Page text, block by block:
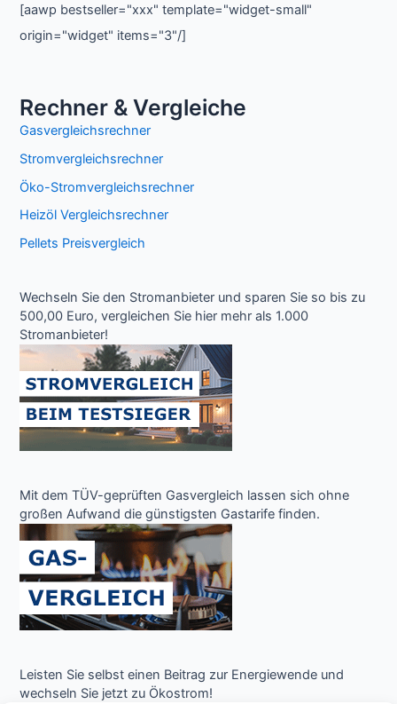
[aawp bestseller="xxx" template="widget-small"
origin="widget" items="3"/]
Rechner & Vergleiche
Gasvergleichsrechner
Stromvergleichsrechner
Öko-Stromvergleichsrechner
Heizöl Vergleichsrechner
Pellets Preisvergleich
Wechseln Sie den Stromanbieter und sparen Sie so bis zu
500,00 Euro, vergleichen Sie hier mehr als 1.000
Stromanbieter!
Mit dem TÜV-geprüften Gasvergleich lassen sich ohne
großen Aufwand die günstigsten Gastarife finden.
Leisten Sie selbst einen Beitrag zur Energiewende und
wechseln Sie jetzt zu Ökostrom!